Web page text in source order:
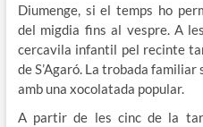
Diumenge, si el temps ho
del migdia fins al vespre. A
cercavila infantil pel recinte
de S’Agaró. La trobada familiar
amb una xocolatada popular.
A partir de les cinc de la